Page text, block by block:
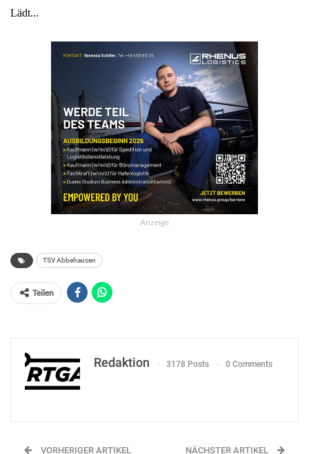
Anzeige
TSV Abbehausen
Teilen
Redaktion 3178 Posts 0 Comments
VORHERIGER ARTIKEL NÄCHSTER ARTIKEL